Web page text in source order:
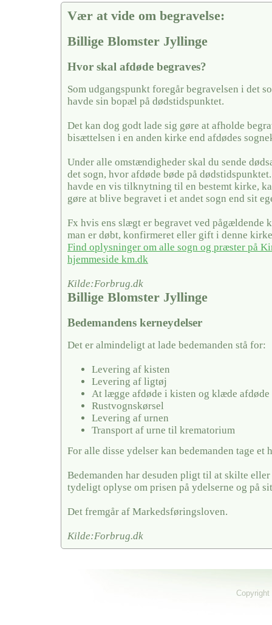
Vær at vide om begravelse:
Billige Blomster Jyllinge
Hvor skal afdøde begraves?
Som udgangspunkt foregår begravelsen i det
havde sin bopæl på dødstidspunktet.
Det kan dog godt lade sig gøre at afholde
bisættelsen i en anden kirke end afdødes
Under alle omstændigheder skal du sende
det sogn, hvor afdøde bøde på
havde en vis tilknytning til en bestemt kirke,
gøre at blive begravet i et andet sogn end sit
Fx hvis ens slægt er begravet ved pågældende
man er døbt, konfirmeret eller gift i denne
Find oplysninger om alle sogn og præster på
hjemmeside km.dk
Kilde:Forbrug.dk
Billige Blomster Jyllinge
Bedemandens kerneydelser
Det er almindeligt at lade bedemanden stå for:
Levering af kisten
Levering af ligtøj
At lægge afdøde i kisten og klæde afdøde
Rustvognskørsel
Levering af urnen
Transport af urne til krematorium
For alle disse ydelser kan bedemanden tage et
Bedemanden har desuden pligt til at skilte eller
tydeligt oplyse om prisen på ydelserne og på
Det fremgår af Markedsføringsloven.
Kilde:Forbrug.dk